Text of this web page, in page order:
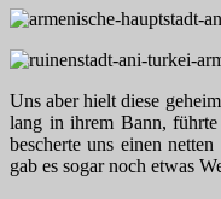
Uns aber hielt diese
lang in ihrem Bann,
bescherte uns einen
gab es sogar noch etwas